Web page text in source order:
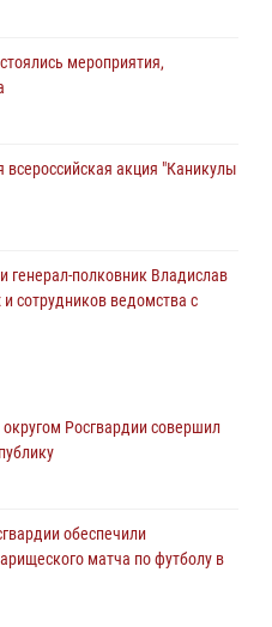
мероприятия,
акция "Каникулы
генерал-полковник Владислав
сотрудников ведомства с
связанная с пропагандой
Росгвардии совершил
обеспечили
матча по футболу в